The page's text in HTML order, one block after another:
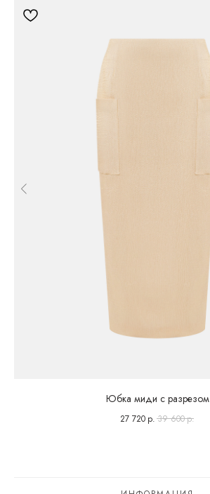
Юбка миди с разрезом
27 720 р. 39 600р.